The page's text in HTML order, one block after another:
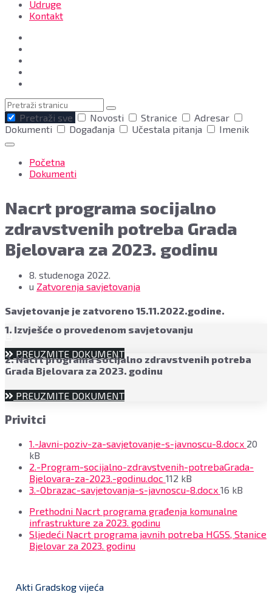
Udruge
Kontakt
Pretraga
Pretraži sve
Novosti Stranice
Adresar
Dokumenti
Događanja Učestala pitanja Imenik
Početna
Dokumenti
Nacrt programa socijalno
zdravstvenih potreba Grada
Bjelovara za 2023. godinu
8. studenoga 2022.
u Zatvorenja savjetovanja
Savjetovanje je zatvoreno 15.11.2022.godine.
1. Izvješće o provedenom savjetovanju
PREUZMITE DOKUMENT
2. Nacrt programa socijalno zdravstvenih potreba
Grada Bjelovara za 2023. godinu
PREUZMITE DOKUMENT
Privitci
1.-Javni-poziv-za-savjetovanje-s-javnoscu-8.docx File
20
kB
2.-Program-socijalno-zdravstvenih-potrebaGrada-
Bjelovara-za-2023.-godinu.doc File
size:
112 kB
3.-Obrazac-savjetovanja-s-javnoscu-8.docx File
16 kB
Prethodni Nacrt programa građenja komunalne
infrastrukture za 2023. godinu
Sljedeći Nacrt programa javnih potreba HGSS, Stanice
Bjelovar za 2023. godinu
Akti Gradskog vijeća